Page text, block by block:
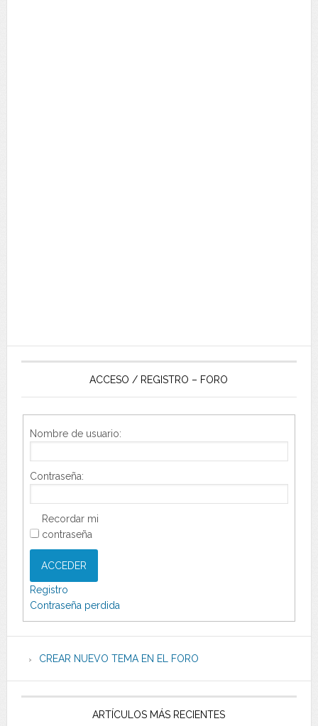
ACCESO / REGISTRO – FORO
Nombre de usuario:
Contraseña:
Recordar mi
contraseña
ACCEDER
Registro
Contraseña perdida
CREAR NUEVO TEMA EN EL FORO
ARTÍCULOS MÁS RECIENTES